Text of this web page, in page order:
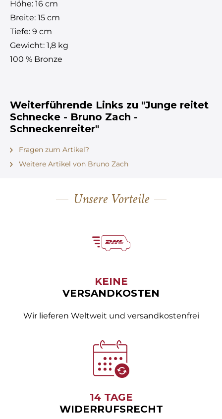
Höhe: 16 cm
Breite: 15 cm
Tiefe: 9 cm
Gewicht: 1,8 kg
100 % Bronze
Weiterführende Links zu "Junge reitet
Schnecke - Bruno Zach -
Schneckenreiter"
Fragen zum Artikel?
Weitere Artikel von Bruno Zach
Unsere Vorteile
KEINE
VERSANDKOSTEN
Wir lieferen Weltweit und versandkostenfrei
14 TAGE
WIDERRUFSRECHT